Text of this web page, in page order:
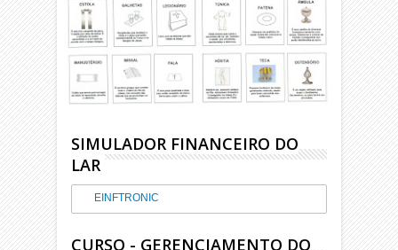
SIMULADOR FINANCEIRO DO
LAR
EINFTRONIC
CURSO - GERENCIAMENTO DO